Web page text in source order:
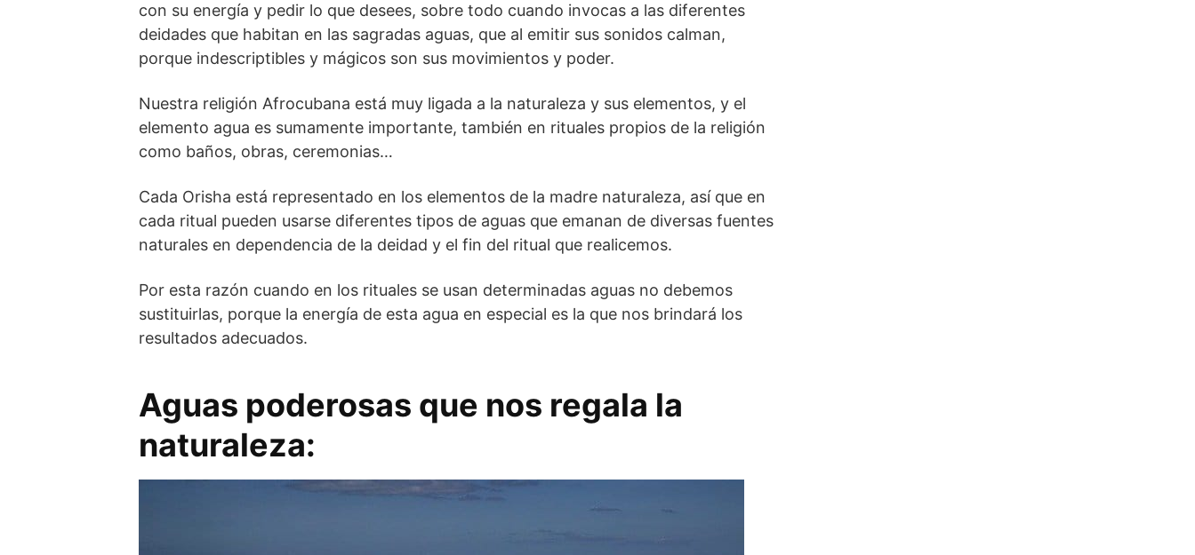
con su energía y pedir lo que desees, sobre todo cuando invocas a las diferentes
deidades que habitan en las sagradas aguas, que al emitir sus sonidos calman,
porque indescriptibles y mágicos son sus movimientos y poder.
Nuestra religión Afrocubana está muy ligada a la naturaleza y sus elementos, y el
elemento agua es sumamente importante, también en rituales propios de la religión
como baños, obras, ceremonias…
Cada Orisha está representado en los elementos de la madre naturaleza, así que en
cada ritual pueden usarse diferentes tipos de aguas que emanan de diversas fuentes
naturales en dependencia de la deidad y el fin del ritual que realicemos.
Por esta razón cuando en los rituales se usan determinadas aguas no debemos
sustituirlas, porque la energía de esta agua en especial es la que nos brindará los
resultados adecuados.
Aguas poderosas que nos regala la
naturaleza: